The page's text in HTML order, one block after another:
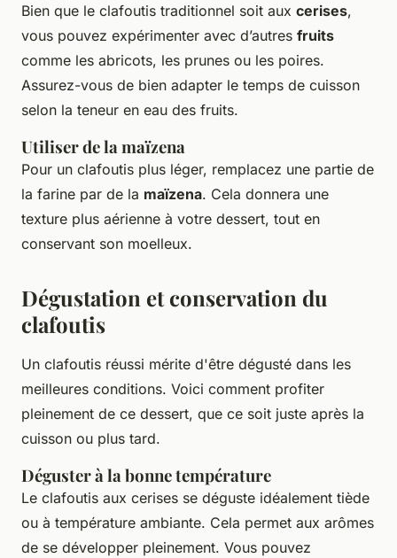
Bien que le clafoutis traditionnel soit aux cerises,
vous pouvez expérimenter avec d’autres fruits
comme les abricots, les prunes ou les poires.
Assurez-vous de bien adapter le temps de cuisson
selon la teneur en eau des fruits.
Utiliser de la maïzena
Pour un clafoutis plus léger, remplacez une partie de
la farine par de la maïzena. Cela donnera une
texture plus aérienne à votre dessert, tout en
conservant son moelleux.
Dégustation et conservation du
clafoutis
Un clafoutis réussi mérite d'être dégusté dans les
meilleures conditions. Voici comment profiter
pleinement de ce dessert, que ce soit juste après la
cuisson ou plus tard.
Déguster à la bonne température
Le clafoutis aux cerises se déguste idéalement tiède
ou à température ambiante. Cela permet aux arômes
de se développer pleinement. Vous pouvez